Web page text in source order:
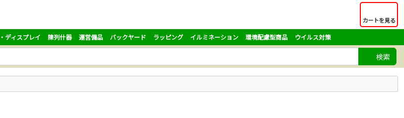
カートを見る
ディスプレイ 陳列什器 運営備品 バックヤード ラッピング イルミネーション 環境配慮型商品 ウイルス対策
検索